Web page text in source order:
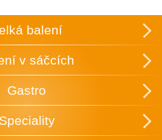
balení
v sáčcích
Gastro
Speciality